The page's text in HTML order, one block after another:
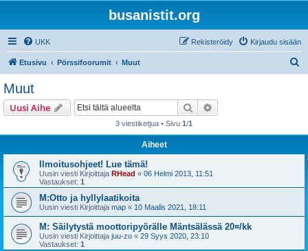
busanistit.org
UKK Kirjaudu sisään
Rekisteröidy
Etusivu Pörssifoorumit Muut
Muut
Uusi Aihe Etsi
3 viestiketjua • Sivu 1/1
Aiheet
Ilmoitusohjeet! Lue tämä!
Uusin viesti Kirjoittaja RHead « 06 Helmi 2013, 11:51
Vastaukset: 1
M:Otto ja hyllylaatikoita
Uusin viesti Kirjoittaja map « 10 Maalis 2021, 18:11
M: Säilytystä moottoripyörälle Mäntsälässä 20¤/kk
Uusin viesti Kirjoittaja juu-zo « 29 Syys 2020, 23:10
Vastaukset: 1